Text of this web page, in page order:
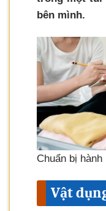
bên mình.
Chuẩn bị hành
Vật